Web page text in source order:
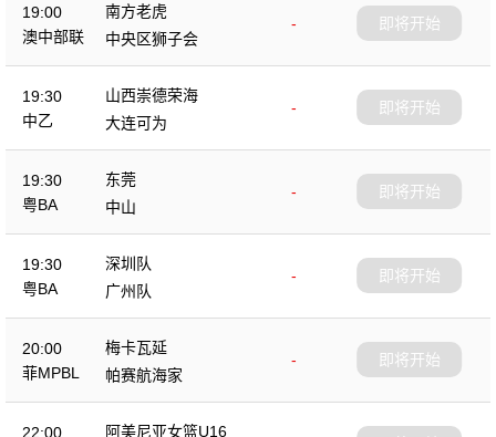
19:00
澳中部联
南方老虎
-
中央区狮子会
即将开始
19:30
中乙
山西崇德荣海
-
大连可为
即将开始
19:30
粤BA
东莞
-
中山
即将开始
19:30
粤BA
深圳队
-
广州队
即将开始
20:00
菲MPBL
梅卡瓦延
-
帕赛航海家
即将开始
22:00 阿美尼亚女篮U16